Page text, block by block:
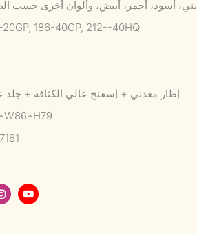
بني، أسود، أحمر، أبيض، وألوان أخرى حسب
186-40GP, 212--40HQ
إطار معدني + إسفنج عالي الكثافة + جلد